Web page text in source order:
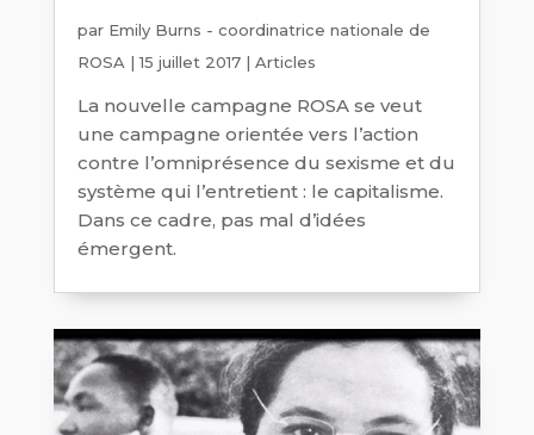
par Emily Burns - coordinatrice nationale de
ROSA |15 juillet 2017| Articles
La nouvelle campagne ROSA se veut
une campagne orientée vers l’action
contre l’omniprésence du sexisme et du
système qui l’entretient : le capitalisme.
Dans ce cadre, pas mal d’idées
émergent.